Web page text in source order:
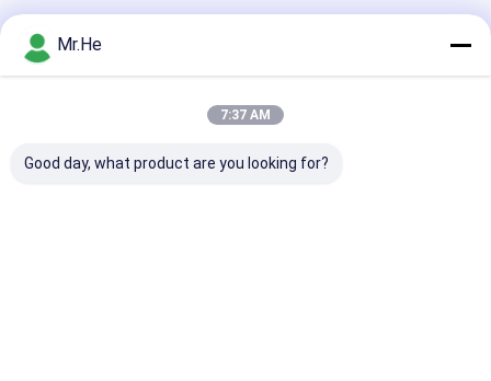
अनुशंसित उत्पाद
Mr.He
7:37 AM
Good day, what product are you looking for?